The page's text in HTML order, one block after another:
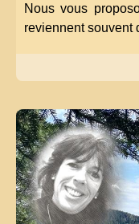
Nous vous
reviennent souvent